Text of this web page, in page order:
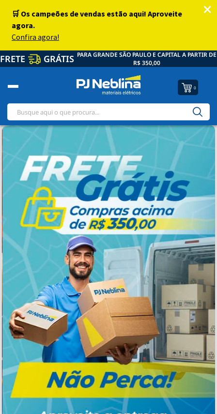
FRETE GRÁTIS PARA GRANDE SÃO PAULO E CAPITAL A PARTIR DE
R$ 350,00
0